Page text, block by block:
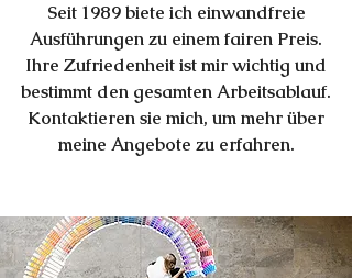
Seit 1989 biete ich einwandfreie
Ausführungen zu einem fairen Preis.
Ihre Zufriedenheit ist mir wichtig und
bestimmt den gesamten Arbeitsablauf.
Kontaktieren sie mich, um mehr über
meine Angebote zu erfahren.